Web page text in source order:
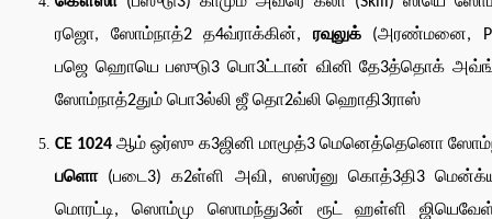
ரஜொ, ஸோம்நாத்2 த4வ்ராக்கின், ரவுலுக் (அரண்மனை,
பஜெ ஹொயெ பஸுடு3 பொ3ட்டான் வினி தே3த்தொக்
ஸோம்நாத்2தும் பொ3ல்லி ஜீ தொ2வ்லி ஹொதி3ராஸ்
CE 1024 ஆம் ஒர்ஸு க3ஜினி மாமூத்3 மெனெத்தெனொ
பளொ(படை3) க2ள்ளி அவி, ஸஸர்னு கொத்3தி3
மொரட்டி, ஸொம்மு ஸொமந்து3ன் ரூட் ஹள்ளி